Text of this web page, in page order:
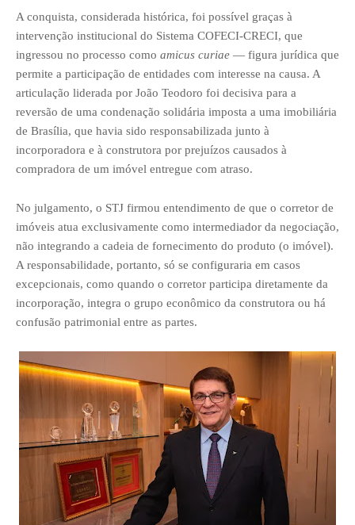
A conquista, considerada histórica, foi possível graças à
intervenção institucional do Sistema COFECI-CRECI, que
ingressou no processo como amicus curiae — figura jurídica que
permite a participação de entidades com interesse na causa. A
articulação liderada por João Teodoro foi decisiva para a
reversão de uma condenação solidária imposta a uma imobiliária
de Brasília, que havia sido responsabilizada junto à
incorporadora e à construtora por prejuízos causados à
compradora de um imóvel entregue com atraso.
No julgamento, o STJ firmou entendimento de que o corretor de
imóveis atua exclusivamente como intermediador da negociação,
não integrando a cadeia de fornecimento do produto (o imóvel).
A responsabilidade, portanto, só se configuraria em casos
excepcionais, como quando o corretor participa diretamente da
incorporação, integra o grupo econômico da construtora ou há
confusão patrimonial entre as partes.